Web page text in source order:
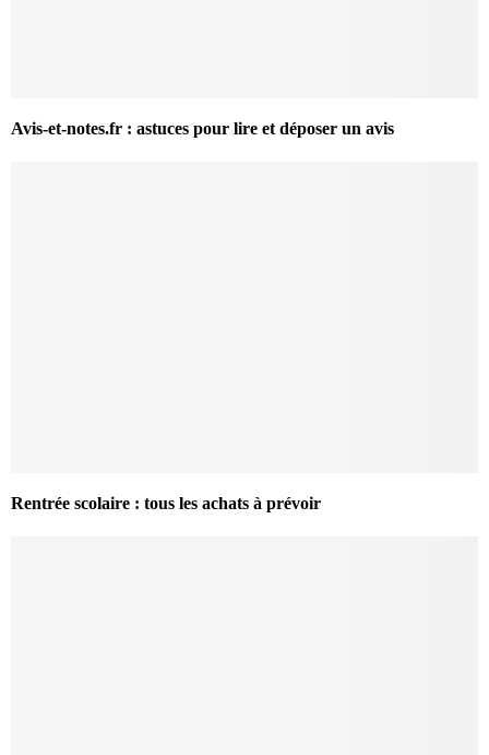
Avis-et-notes.fr : astuces pour lire et déposer un avis
Rentrée scolaire : tous les achats à prévoir